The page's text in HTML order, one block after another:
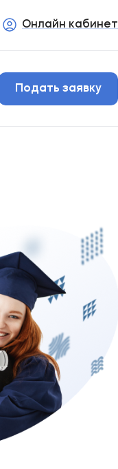
Онлайн кабинет
Подать заявку